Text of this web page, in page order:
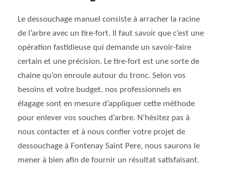
Le dessouchage manuel consiste à arracher la racine
de l’arbre avec un tire-fort. Il faut savoir que c’est une
opération fastidieuse qui demande un savoir-faire
certain et une précision. Le tire-fort est une sorte de
chaine qu’on enroule autour du tronc. Selon vos
besoins et votre budget, nos professionnels en
élagage sont en mesure d’appliquer cette méthode
pour enlever vos souches d’arbre. N’hésitez pas à
nous contacter et à nous confier votre projet de
dessouchage à Fontenay Saint Pere, nous saurons le
mener à bien afin de fournir un résultat satisfaisant.